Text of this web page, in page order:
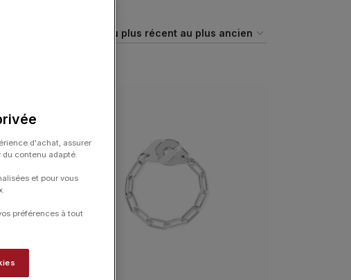
d'achat, assurer
contenu adapté.
et pour vous
préférences à tout